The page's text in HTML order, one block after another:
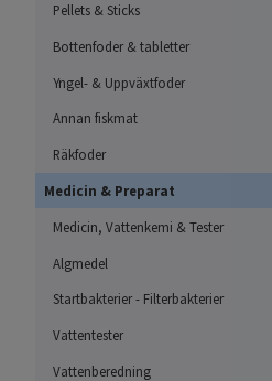
Pellets & Sticks
Bottenfoder & tabletter
Yngel- & Uppväxtfoder
Annan fiskmat
Räkfoder
Medicin & Preparat
Medicin, Vattenkemi & Tester
Algmedel
Startbakterier - Filterbakterier
Vattentester
Vattenberedning